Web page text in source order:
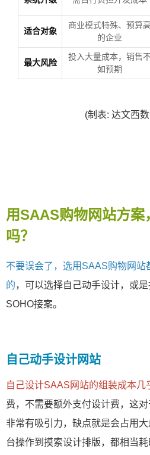
适合对象
商业模式特殊、预算高
的企业
最大风险
投入大量成本，销售
如预期
(制表: 达文西
用SAAS购物网站方案
吗？
不要误会了，选用SAAS购物网站
的，可以选择自己动手设计，或是
SOHO接案。
自己动手设计网站
自己设计SAAS网站的组装成本几
费，不需要额外支付设计费，这
非常有吸引力，缺点就是会占用
台操作到摸索设计排版，都相当